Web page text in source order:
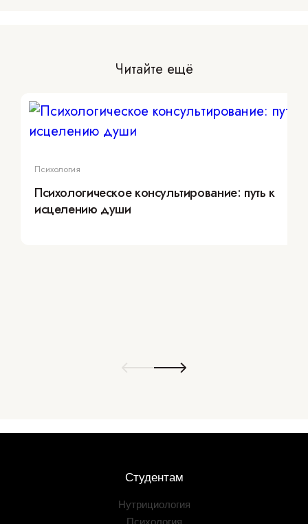
Читайте ещё
Психология
Психологическое консультирование: путь к
исцелению души
Студентам
Нутрициология